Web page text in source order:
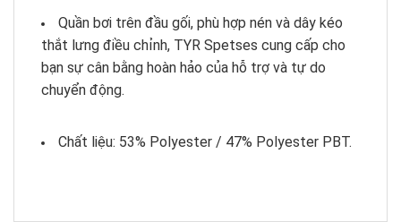
Quần bơi trên đầu gối, phù hợp nén và dây kéo
thắt lưng điều chỉnh, TYR Spetses cung cấp cho
bạn sự cân bằng hoàn hảo của hỗ trợ và tự do
chuyển động.
Chất liệu: 53% Polyester / 47% Polyester PBT.